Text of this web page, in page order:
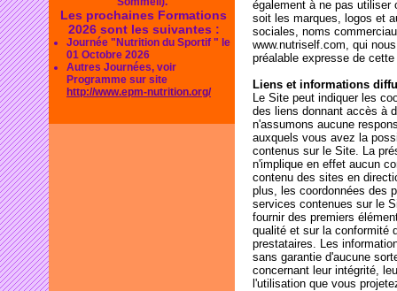
Les prochaines Formations
2026 sont les suivantes :
Journée "Nutrition du Sportif " le
01 Octobre 2026
Autres Journées, voir
Programme sur site
http://www.epm-nutrition.org/
également à ne pas utiliser
soit les marques, logos et
sociales, noms
www.nutriself.com, qui
préalable expresse de cette
Liens et informations
Le Site peut indiquer les
des liens donnant accès à
n'assumons aucune
auxquels vous avez la
contenus sur le Site. La
n'implique en effet aucun
contenu des sites en
plus, les coordonnées des
services contenues sur le
fournir des premiers
qualité et sur la conformité
prestataires. Les
sans garantie d'aucune
concernant leur intégrité,
l'utilisation que vous